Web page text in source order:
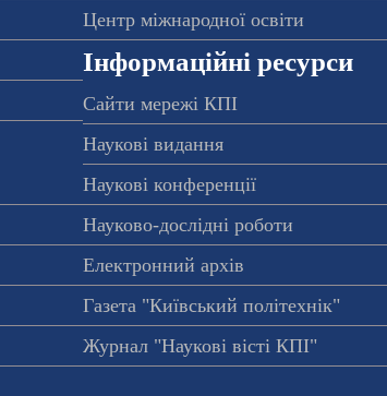
Центр міжнародної освіти
Інформаційні ресурси
Сайти мережі КПІ
Наукові видання
Наукові конференції
Науково-дослідні роботи
Електронний архів
Газета "Київський політехнік"
Журнал "Наукові вісті КПІ"